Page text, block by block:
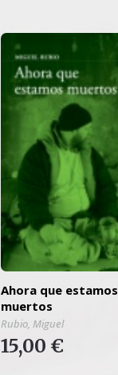
Ahora que estamos
muertos
Rubio, Miguel
15,00 €